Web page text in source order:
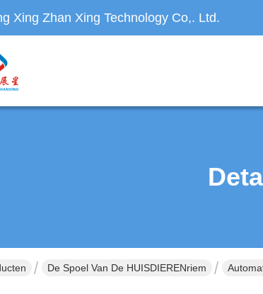
Xing Zhan Xing Technology Co,. Ltd.
De Spoel Van De HUISDIERENriem